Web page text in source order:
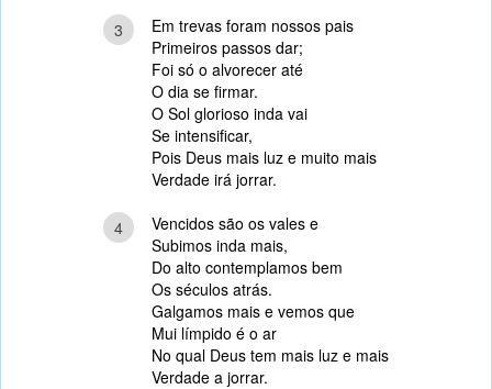
3
Em trevas foram nossos pais
Primeiros passos dar;
Foi só o alvorecer até
O dia se firmar.
O Sol glorioso inda vai
Se intensificar,
Pois Deus mais luz e muito mais
Verdade irá jorrar.
4
Vencidos são os vales e
Subimos inda mais,
Do alto contemplamos bem
Os séculos atrás.
Galgamos mais e vemos que
Mui límpido é o ar
No qual Deus tem mais luz e mais
Verdade a jorrar.